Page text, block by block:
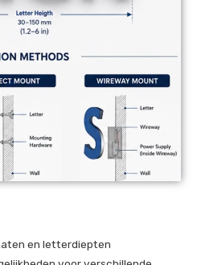
en letterdiepten